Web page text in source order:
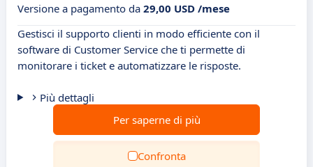
Versione a pagamento da 29,00 USD /mese
Gestisci il supporto clienti in modo efficiente con il
software di Customer Service che ti permette di
monitorare i ticket e automatizzare le risposte.
Più dettagli
Per saperne di più
Confronta